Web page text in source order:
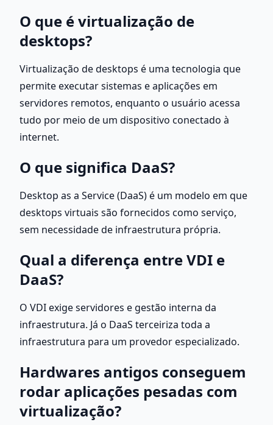
O que é virtualização de
desktops?
Virtualização de desktops é uma tecnologia que
permite executar sistemas e aplicações em
servidores remotos, enquanto o usuário acessa
tudo por meio de um dispositivo conectado à
internet.
O que significa DaaS?
Desktop as a Service (DaaS) é um modelo em que
desktops virtuais são fornecidos como serviço,
sem necessidade de infraestrutura própria.
Qual a diferença entre VDI e
DaaS?
O VDI exige servidores e gestão interna da
infraestrutura. Já o DaaS terceiriza toda a
infraestrutura para um provedor especializado.
Hardwares antigos conseguem
rodar aplicações pesadas com
virtualização?